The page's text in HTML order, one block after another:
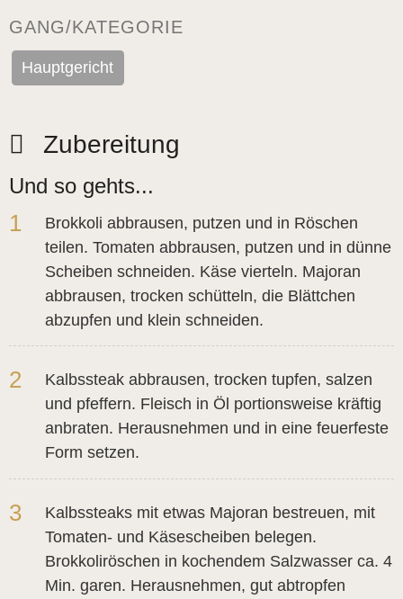
GANG/KATEGORIE
Hauptgericht
Zubereitung
Und so gehts...
1
Brokkoli abbrausen, putzen und in Röschen
teilen. Tomaten abbrausen, putzen und in dünne
Scheiben schneiden. Käse vierteln. Majoran
abbrausen, trocken schütteln, die Blättchen
abzupfen und klein schneiden.
2
Kalbssteak abbrausen, trocken tupfen, salzen
und pfeffern. Fleisch in Öl portionsweise kräftig
anbraten. Herausnehmen und in eine feuerfeste
Form setzen.
3
Kalbssteaks mit etwas Majoran bestreuen, mit
Tomaten- und Käsescheiben belegen.
Brokkoliröschen in kochendem Salzwasser ca. 4
Min. garen. Herausnehmen, gut abtropfen